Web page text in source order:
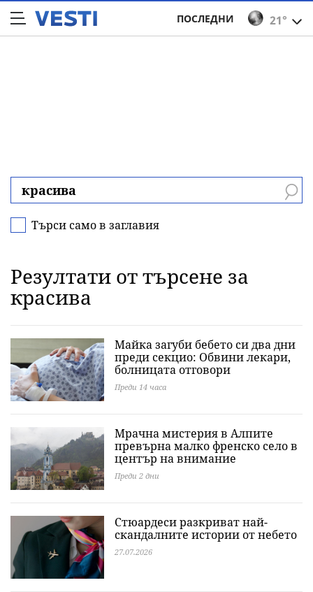
21°
ПОСЛЕДНИ
Търси само в заглавия
Резултати от търсене за
красива
Майка загуби бебето си два дни
преди секцио: Обвини лекари,
болницата отговори
Преди 14 часа
Мрачна мистерия в Алпите
превърна малко френско село в
център на внимание
Преди 2 дни
Стюардеси разкриват най-
скандалните истории от небето
27.07.2026